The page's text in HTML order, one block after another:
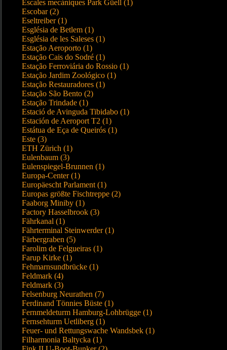
Escales mecàniques Park Güell (1)
Escobar (2)
Eseltreiber (1)
Església de Betlem (1)
Església de les Saleses (1)
Estação Aeroporto (1)
Estação Cais do Sodré (1)
Estação Ferroviária do Rossio (1)
Estação Jardim Zoológico (1)
Estação Restauradores (1)
Estação São Bento (2)
Estação Trindade (1)
Estació de Avinguda Tibidabo (1)
Estación de Aeroport T2 (1)
Estátua de Eça de Queirós (1)
Este (3)
ETH Zürich (1)
Eulenbaum (3)
Eulenspiegel-Brunnen (1)
Europa-Center (1)
Europäescht Parlament (1)
Europas größte Fischtreppe (2)
Faaborg Miniby (1)
Factory Hasselbrook (3)
Fährkanal (1)
Fährterminal Steinwerder (1)
Färbergraben (5)
Farolim de Felgueiras (1)
Farup Kirke (1)
Fehmarnsundbrücke (1)
Feldmark (4)
Feldmark (3)
Felsenburg Neurathen (7)
Ferdinand Tönnies Büste (1)
Fernmeldeturm Hamburg-Lohbrügge (1)
Fernsehturm Uetliberg (1)
Feuer- und Rettungswache Wandsbek (1)
Filharmonia Baltycka (1)